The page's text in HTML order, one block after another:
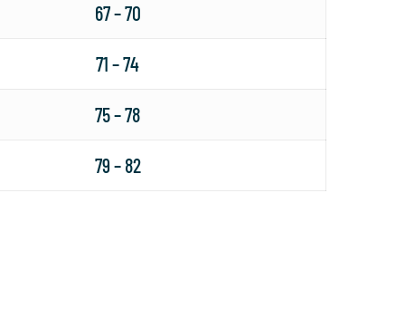
67 – 70
71 – 74
75 – 78
79 – 82